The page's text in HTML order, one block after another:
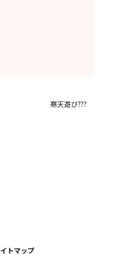
寒天遊び???
トマップ